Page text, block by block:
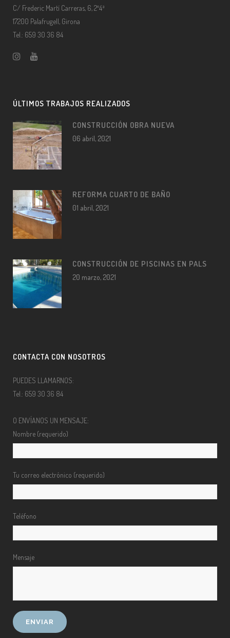
C/ Frederic Martí Carreras, 6, 2º4ª
17200 Palafrugell, Girona
Tel.: 659 30 36 84
ÚLTIMOS TRABAJOS REALIZADOS
CONSTRUCCIÓN OBRA NUEVA
06 abril, 2021
REFORMA CUARTO DE BAÑO
01 abril, 2021
CONSTRUCCIÓN DE PISCINAS EN PALS
20 marzo, 2021
CONTACTA CON NOSOTROS
PUEDES LLAMARNOS:
Tel.: 659 30 36 84
O ENVÍANOS UN MENSAJE:
Nombre (requerido)
Tu correo electrónico (requerido)
Teléfono
Mensaje